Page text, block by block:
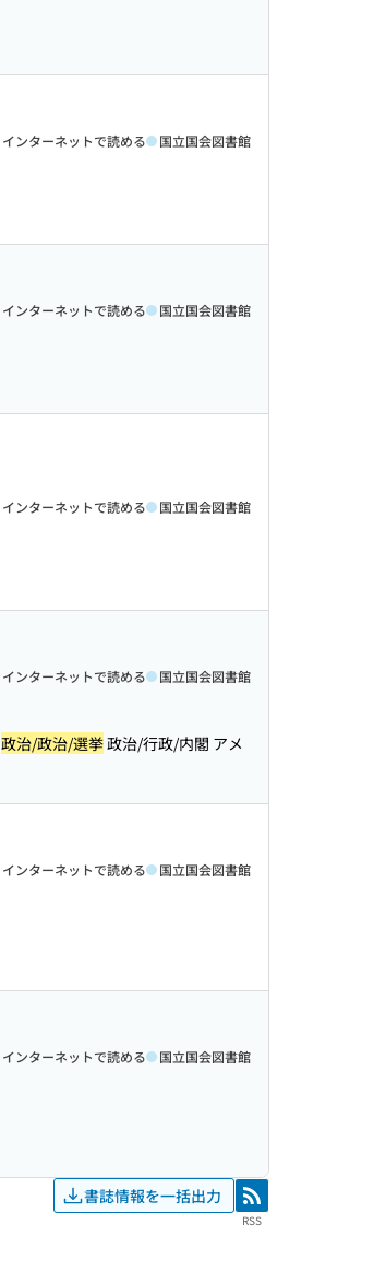
インターネットで読める 国立国会図書館
インターネットで読める 国立国会図書館
インターネットで読める 国立国会図書館
インターネットで読める 国立国会図書館
政治/政治/選挙政治/行政/内閣 アメ
インターネットで読める 国立国会図書館
インターネットで読める 国立国会図書館
書誌情報を一括出力 RSS
RSS